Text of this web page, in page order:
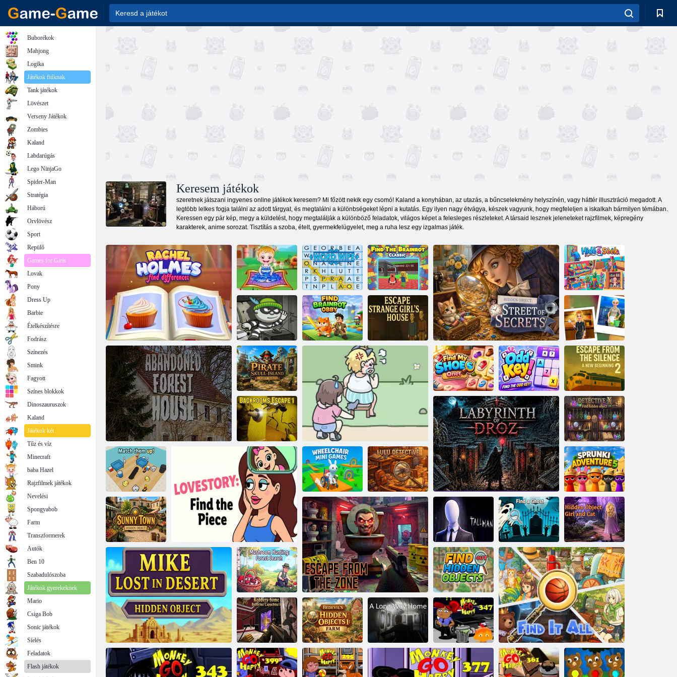
Keresem játékok
szeretnek játszani ingyenes online játékok keresem? Mi főzött nekik egy csomó! Kaland a konyhában, az utazás, a bűncselekmény helyszínén, vagy háttér illusztráció megadott. A
legtöbb lelkes fogja találni az adott tárgyat, és megtalálni a különbségeket lépni a kutatás. Egy ilyen nagy étvágya, készek vagyunk, hogy megfeleljen a iskalkah bármilyen témában.
Keressen egy pár kép, megy a küldetést, hogy megtalálják a különböző feladatok, világos képet a felesleges részleteket. A társaid lesznek jeleneteket rajzfilmek, képregény
karakterek, anime sorozat. Tisztítás a szoba, ételt, gyermekfelügyelet, meg a ruha lesz egy izgalmas játék.
Rachel Holmes: Keresse meg a
különbségeket
Baba Hazel:
Tündérország
Szó törlése
Keresse meg a
Brainrot
Rejtett Tárgy A titkok utcája
Bújócska
Bob a H5 rabló
Keresse meg
Brainrot Obbyt
Elhagyott erdei ház
Menekülj el
házából
Nina nyomozó
Kalózkoponya-
sziget rejtett
tárgy
Keresse meg a 2. macskát
Find My Shoes Odd Key!
Az Escape From
The Silence 2
egy új kezdet
Droz labirintusa
Backrooms
Escape 1
X nyomozó
Rejtett tárgy
keresése
Párosítsd őket!
Love Story: Find the Piece
Kerekes székkel
rendelkező mini
játékok
Lulu nyomozó
Sprunki kaland
5
Sunny Town
rejtett tárgy
A magas ember
Keress egy
szellemet
Rejtett tárgy lány
és macska
Gombavadászat:
Erdőkeresés
Tudja meg a
rejtett tárgyat
Rablás otthon
Balerina
Bedevil's
Hidden Objects
Egy hosszú utat
Monkey Go
Happy Stage
Buborékok
Mahjong
Logika
Játékok fiúknak
Tank játékok
Lövészet
Verseny Játékok
Zombies
Kaland
Labdarúgás
Lego NinjaGo
Spider-Man
Stratégia
Háború
Orvlövész
Sport
Repülő
Games for Girls
Lovak
Pony
Dress Up
Barbie
Ételkészítésre
Fodrász
Színezés
Smink
Fagyott
Színes blokkok
Dinoszauruszok
Kaland
Játékok két
Tűz és víz
Minecraft
baba Hazel
Rajzfilmek játékok
Nevelési
Spongyabob
Farm
Transzformerek
Autók
Ben 10
Szabadulószoba
Játékok gyerekeknek
Mario
Csiga Bob
Sonic játékok
Síelés
Feladatok
Flash játékok